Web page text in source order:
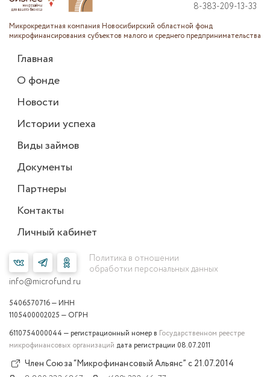
8-383-209-13-33
Микрокредитная компания Новосибирский областной фонд
микрофинансирования субъектов малого и среднего предпринимательства
Главная
О фонде
Новости
Истории успеха
Виды займов
Документы
Партнеры
Контакты
Личный кабинет
info@microfund.ru
Политика в отношении
обработки персональных данных
5406570716 — ИНН
1105400002025 — ОГРН
6110754000044 — регистрационный номер в Государственном реестре
микрофинансовых организаций дата регистрации 08.07.2011
Член Союза “Микрофинансовый Альянс” с 21.07.2014